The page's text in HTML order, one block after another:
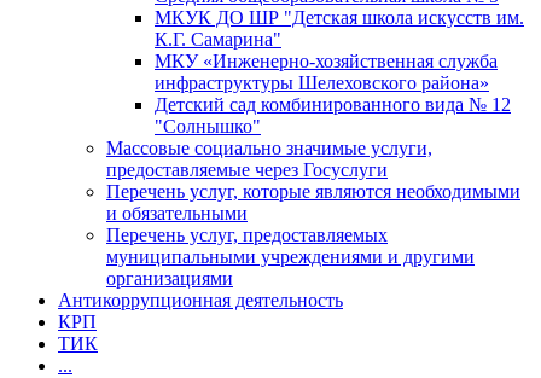
МКУК ДО ШР "Детская школа искусств им.
К.Г. Самарина"
МКУ «Инженерно-хозяйственная служба
инфраструктуры Шелеховского района»
Детский сад комбинированного вида № 12
"Солнышко"
Массовые социально значимые услуги,
предоставляемые через Госуслуги
Перечень услуг, которые являются необходимыми
и обязательными
Перечень услуг, предоставляемых
муниципальными учреждениями и другими
организациями
Антикоррупционная деятельность
КРП
ТИК
...